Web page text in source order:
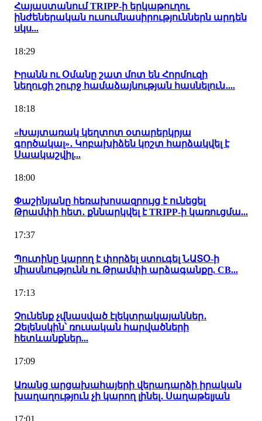
Հայաստանում TRIPP-ի երկաթուղու
ինժեներական ուսումնասիրություններն արդեն
սկս...
18:29
Իրանն ու Օմանը շատ մոտ են Հորմուզի
նեղուցի շուրջ համաձայնության հասնելուն․...
18:18
«Խայտառակ կեղտոտ օտարերկրյա
գործակալ»․ Կոբախիձեն կոշտ հարձակվել է
Սաակաշվիլ...
18:00
Փաշինյանը հեռախոսազրույց է ունեցել
Թրամփի հետ․ քննարկվել է TRIPP-ի կառուցմա...
17:37
Պուտինը կարող է փորձել ստուգել ՆԱՏՕ-ի
միասնությունն ու Թրամփի արձագանքը. CB...
17:13
Չունենք չվնասված էլեկտրակայաններ․
Զելենսկին՝ ռուսական հարվածների
հետևանքներ...
17:09
Առանց արցախահայերի վերադարձի իրական
խաղաղություն չի կարող լինել․ Սաղաթելյան
17:01